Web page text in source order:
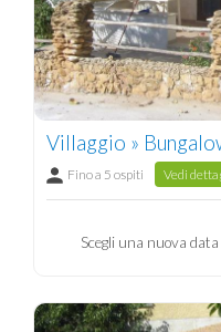
Villaggio »
Fino a 5 ospiti Vedi
Scegli una nuova